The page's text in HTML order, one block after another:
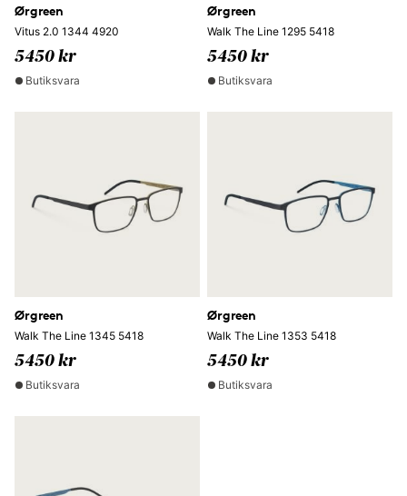
Ørgreen
Vitus 2.0 1344 4920
5450 kr
Butiksvara
Ørgreen
Walk The Line 1295 5418
5450 kr
Butiksvara
Ørgreen
Walk The Line 1345 5418
5450 kr
Butiksvara
Ørgreen
Walk The Line 1353 5418
5450 kr
Butiksvara